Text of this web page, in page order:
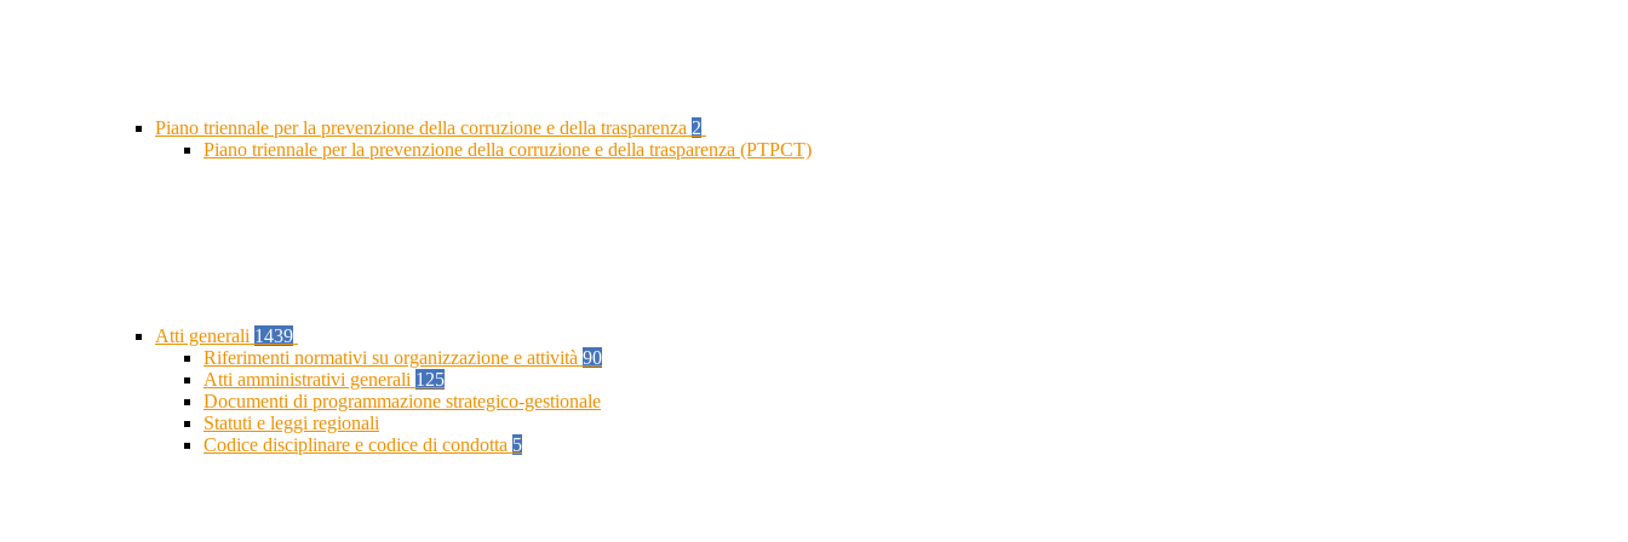
Piano triennale per la prevenzione della corruzione e della trasparenza 2
Piano triennale per la prevenzione della corruzione e della trasparenza (PTPCT)
Atti generali 1439
Riferimenti normativi su organizzazione e attività 90
Atti amministrativi generali 125
Documenti di programmazione strategico-gestionale
Statuti e leggi regionali
Codice disciplinare e codice di condotta 5